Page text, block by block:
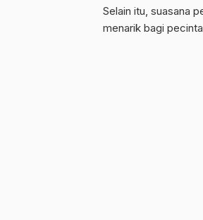
Selain itu, suasana
menarik bagi